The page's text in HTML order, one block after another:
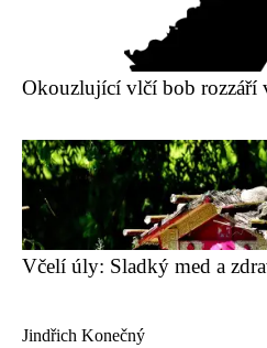
Okouzlující vlčí bob rozzáří
Včelí úly: Sladký med a
Jindřich Konečný